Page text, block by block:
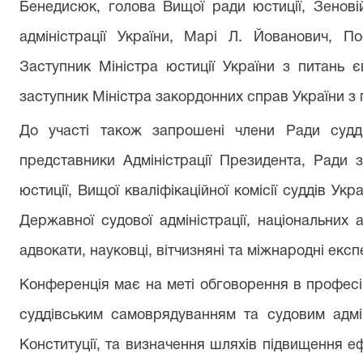
Бенедисюк, голова Вищої ради юстиції,
адміністрації України, Марі Л. Йованович,
Заступник Міністра юстиції України з питань
заступник Міністра закордонних справ України з
До участі також запрошені члени Ради
представники Адміністрації Президента,
юстиції, Вищої кваліфікаційної комісії суддів
Державної судової адміністрації,
адвокати, науковці, вітчизняні та міжнародні
Конференція має на меті обговорення в
суддівським самоврядуванням та судовим
Конституції, та визначення шляхів підвищення